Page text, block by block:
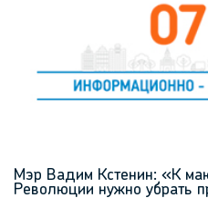
Мэр Вадим Кстенин: «К
Революции нужно убрать